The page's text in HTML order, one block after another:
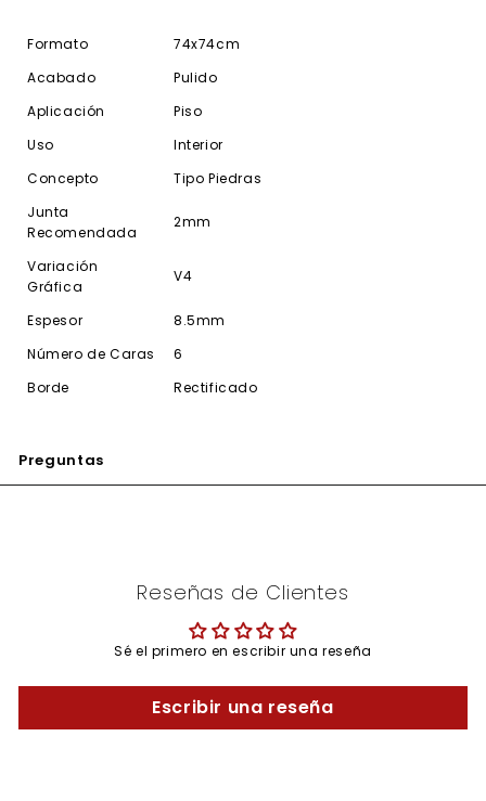
Formato
74x74cm
Acabado
Pulido
Aplicación
Piso
Uso
Interior
Concepto
Tipo Piedras
Junta
Recomendada
2mm
Variación
Gráfica
V4
Espesor
8.5mm
Número de Caras
6
Borde
Rectificado
Preguntas
Reseñas de Clientes
Sé el primero en escribir una reseña
Escribir una reseña